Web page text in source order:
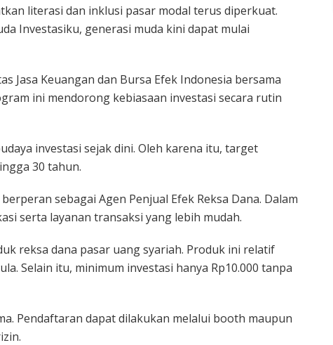
literasi dan inklusi pasar modal terus diperkuat.
Investasiku, generasi muda kini dapat mulai
Jasa Keuangan dan Bursa Efek Indonesia bersama
ini mendorong kebiasaan investasi secara rutin
investasi sejak dini. Oleh karena itu, target
30 tahun.
sebagai Agen Penjual Efek Reksa Dana. Dalam
serta layanan transaksi yang lebih mudah.
reksa dana pasar uang syariah. Produk ini relatif
Selain itu, minimum investasi hanya Rp10.000 tanpa
Pendaftaran dapat dilakukan melalui booth maupun